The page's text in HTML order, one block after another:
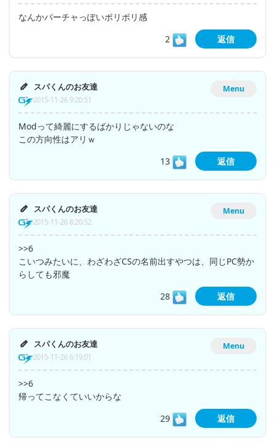
なんかバーチャっぽいポリポリ感
2
返信
Menu
スパくんのお友達
2015-11-26 9:20:51
Modって綺麗にするばかりじゃないのな
この方向性はアリｗ
13
返信
Menu
スパくんのお友達
2015-11-26 8:20:52
>>6
こいつみたいに、わざわざCSの名前出すやつは、同じPC勢か
らしても邪魔
28
返信
Menu
スパくんのお友達
2015-11-26 6:19:01
>>6
帰ってこなくていいからな
29
返信